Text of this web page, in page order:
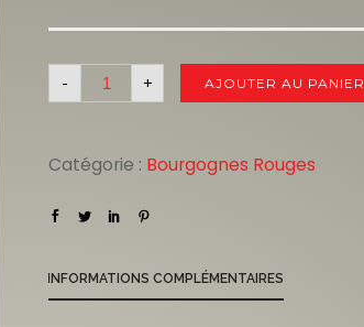
- + AJOUTER AU PANIER
Catégorie : Bourgognes Rouges
INFORMATIONS COMPLÉMENTAIRES